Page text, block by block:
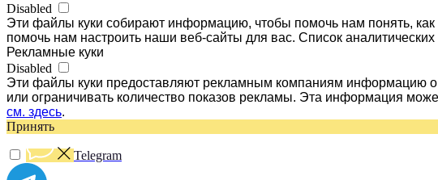
Disabled
Эти файлы куки собирают информацию, чтобы помочь нам понять,
помочь нам настроить наши веб-сайты для вас. Список
Рекламные куки
Disabled
Эти файлы куки предоставляют рекламным компаниям информацию
или ограничивать количество показов рекламы. Эта информация
см. здесь.
Принять
Telegram